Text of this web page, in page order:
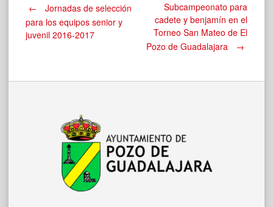
Navegación
de
entradas
←
Jornadas de selección
para los equipos senior y
juvenil 2016-2017
Subcampeonato para
cadete y benjamín en el
Torneo San Mateo de El
Pozo de Guadalajara
→